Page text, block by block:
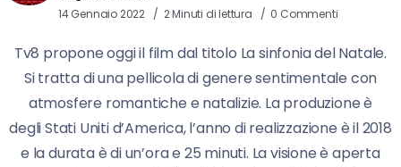
14 Gennaio 2022 2 Minuti di lettura 0 Commenti
Tv8 propone oggi il film dal titolo La sinfonia del Natale.
Si tratta di una pellicola di genere sentimentale con
atmosfere romantiche e natalizie. La produzione è
degli Stati Uniti d’America, l’anno di realizzazione è il 2018
e la durata è di un’ora e 25 minuti. La visione è aperta